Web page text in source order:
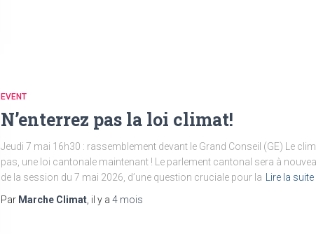
EVENT
N’enterrez pas la loi climat!
Jeudi 7 mai 16h30 : rassemblement devant le Grand Conseil (GE) Le
pas, une loi cantonale maintenant ! Le parlement cantonal sera à
de la session du 7 mai 2026, d’une question cruciale pour la
Lire la suite
Par Marche Climat, il y a 4 mois